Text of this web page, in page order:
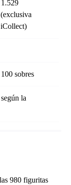
1.529
sobres
la
980 figuritas